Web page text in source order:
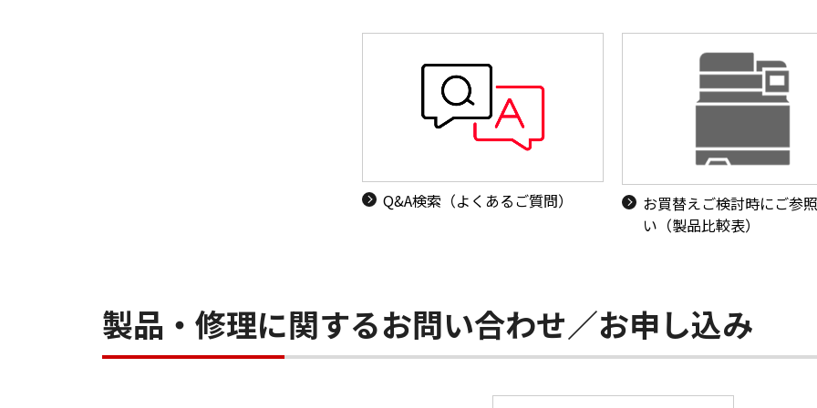
Q&A検索（よくあるご質問）
お買替えご検討時にご参
い（製品比較表）
製品・修理に関するお問い合わせ／お申し込み